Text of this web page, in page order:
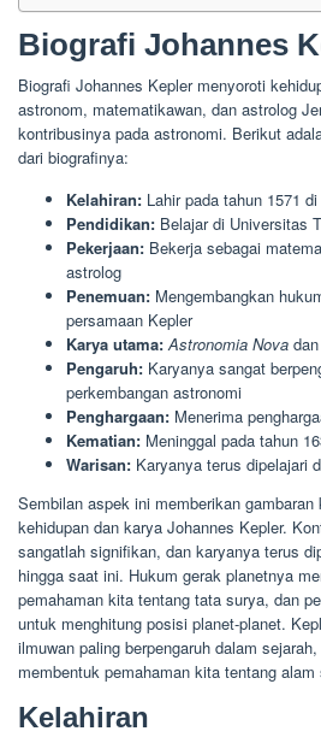
Biografi Johannes
Biografi Johannes Kepler menyoroti
astronom, matematikawan, dan astrolog
kontribusinya pada astronomi. Berikut
dari biografinya:
Kelahiran: Lahir pada tahun 1571
Pendidikan: Belajar di Universitas
Pekerjaan: Bekerja sebagai
astrolog
Penemuan: Mengembangkan
persamaan Kepler
Karya utama: Astronomia Nova dan
Pengaruh: Karyanya sangat
perkembangan astronomi
Penghargaan: Menerima
Kematian: Meninggal pada tahun
Warisan: Karyanya terus dipelajari
Sembilan aspek ini memberikan
kehidupan dan karya Johannes Kepler.
sangatlah signifikan, dan karyanya terus
hingga saat ini. Hukum gerak planetnya
pemahaman kita tentang tata surya, dan
untuk menghitung posisi planet-planet.
ilmuwan paling berpengaruh dalam
membentuk pemahaman kita tentang alam
Kelahiran